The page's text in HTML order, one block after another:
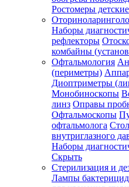
Ростомеры детские
Наборы
рефлекторы
комбайны
Офтальмология
(периметры)
Диоптриметры
Монобиноскопы
линз Оправы
Офтальмоскопы
офтальмолога
внутриглазного
Наборы
Скрыть
Стерилизация и
Лампы